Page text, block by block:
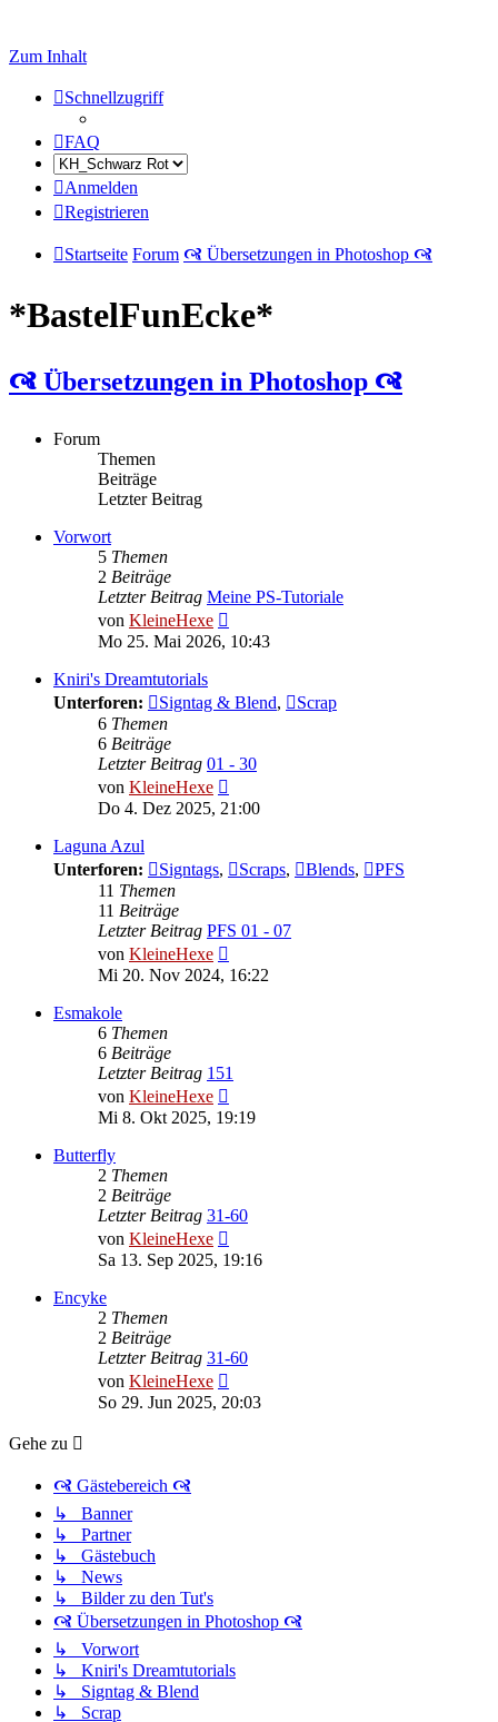
Zum Inhalt
Schnellzugriff
FAQ
Anmelden
Registrieren
Startseite Forum 🙧 Übersetzungen in Photoshop 🙧
*BastelFunEcke*
🙧 Übersetzungen in Photoshop 🙧
Forum
Themen
Beiträge
Letzter Beitrag
Vorwort
5 Themen
2 Beiträge
Letzter Beitrag Meine PS-Tutoriale
von KleineHexe
Beitrag
Mo 25. Mai 2026, 10:43
Kniri's Dreamtutorials
Unterforen:
Signtag & Blend,
Scrap
6 Themen
6 Beiträge
Letzter Beitrag 01 - 30
von KleineHexe
Beitrag
Do 4. Dez 2025, 21:00
Laguna Azul
Unterforen:
Signtags, Scraps, Blends,
PFS
11 Themen
11 Beiträge
Letzter Beitrag PFS 01 - 07
von KleineHexe
Beitrag
Mi 20. Nov 2024, 16:22
Esmakole
6 Themen
6 Beiträge
Letzter Beitrag 151
von KleineHexe
Beitrag
Mi 8. Okt 2025, 19:19
Butterfly
2 Themen
2 Beiträge
Letzter Beitrag 31-60
von KleineHexe
Beitrag
Sa 13. Sep 2025, 19:16
Encyke
2 Themen
2 Beiträge
Letzter Beitrag 31-60
von KleineHexe
Beitrag
So 29. Jun 2025, 20:03
Gehe zu
🙧 Gästebereich 🙧
↳ Banner
↳ Partner
↳ Gästebuch
↳ News
↳ Bilder zu den Tut's
🙧 Übersetzungen in Photoshop 🙧
↳ Vorwort
↳ Kniri's Dreamtutorials
↳ Signtag & Blend
↳ Scrap